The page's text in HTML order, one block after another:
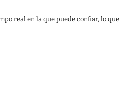
real en la que puede confiar, lo que